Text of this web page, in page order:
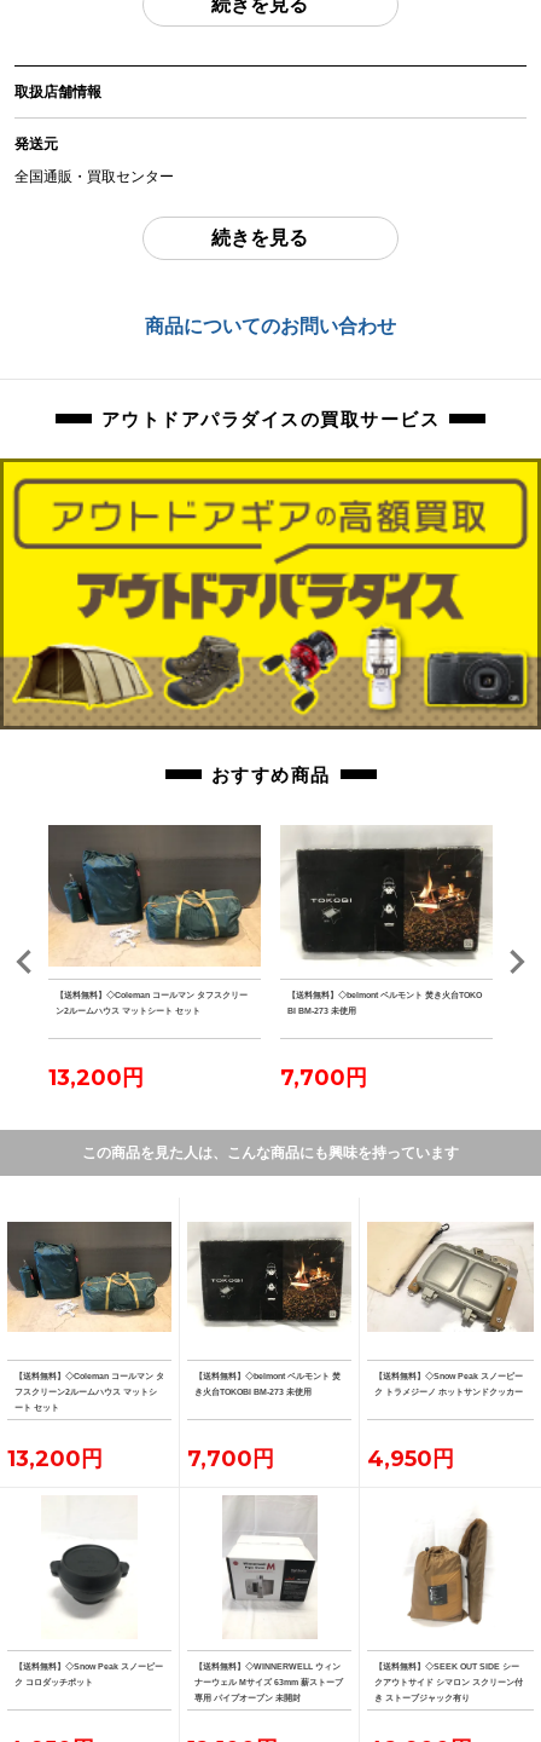
(撮影、運搬備品は除く)
アイテム状態
中古：C（使用感あり/キズ、ヨゴレあり）
収納袋は色褪せがございます。
DAISO製青いもこもこの椅子カバー付きです。
orb-2605070518-od-081569738
続きを見る
取扱店舗情報
発送元
全国通販・買取センター
東京都江戸川区中葛西6-10-15 2F
続きを見る
商品についてのお問い合わせ
アウトドアパラダイスの買取サービス
おすすめ商品
【送料無料】◇Coleman コールマン タフスクリー
ン2ルームハウス マットシート セット
13,200円
【送料無料】◇belmont ベルモント 焚き火台TOKO
BI BM-273 未使用
7,700円
この商品を見た人は、こんな商品にも興味を持っています
【送料無料】◇Coleman コールマン タ
フスクリーン2ルームハウス マットシ
ート セット
13,200円
【送料無料】◇belmont ベルモント 焚
き火台TOKOBI BM-273 未使用
7,700円
【送料無料】◇Snow Peak スノーピー
ク トラメジーノ ホットサンドクッカー
4,950円
【送料無料】◇Snow Peak スノーピー
ク コロダッチポット
【送料無料】◇WINNERWELL ウィン
ナーウェル Mサイズ 63mm 薪ストーブ
専用 パイプオーブン 未開封
【送料無料】◇SEEK OUT SIDE シー
クアウトサイド シマロン スクリーン付
き ストーブジャック有り